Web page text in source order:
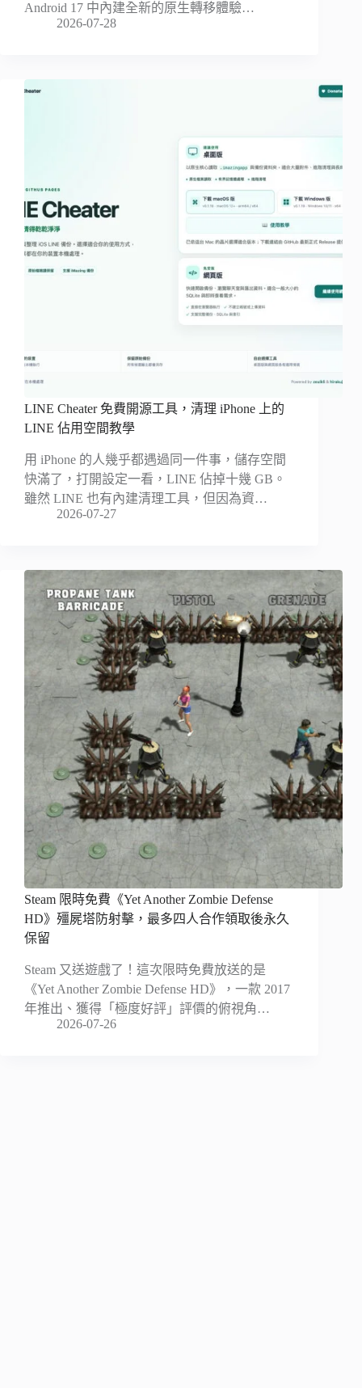
Android 17 中內建全新的原生轉移體驗…
2026-07-28
LINE Cheater 免費開源工具，清理 iPhone 上的
LINE 佔用空間教學
用 iPhone 的人幾乎都遇過同一件事，儲存空間
快滿了，打開設定一看，LINE 佔掉十幾 GB。
雖然 LINE 也有內建清理工具，但因為資…
2026-07-27
Steam 限時免費《Yet Another Zombie Defense
HD》殭屍塔防射擊，最多四人合作領取後永久
保留
Steam 又送遊戲了！這次限時免費放送的是
《Yet Another Zombie Defense HD》，一款 2017
年推出、獲得「極度好評」評價的俯視角…
2026-07-26